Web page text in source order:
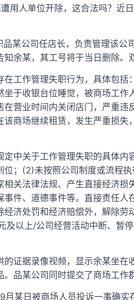
用人单位开除，这合法吗？近
品某公司任店长，负责管理该
余某，其工号将于当日删除。
在工作管理失职行为，具体包
坐于收银台位睡觉，被商场工
在营业时间内关闭店门，严重
该商场继续租赁，发生严重损
定中关于工作管理失职的具体
位；(2)未按照公司制度或流程
相关法律法规、产生直接经济
事件、道德事件等。直接责任
经济处罚和经济赔偿外，解除
及以上/公司经营活动中断、暂
的证据录像视频，显示余某坐
品某公司同时提交了商场工作
月某日被商场人员投诉一事确